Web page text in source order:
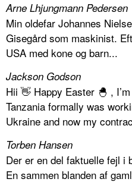
Arne Lhjungmann Pedersen
Min oldefar Johannes
Gisegård som maskinist.
USA med kone og barn...
Jackson Godson
Hii 👋 Happy Easter 🐣 ,
Tanzania formally was
Ukraine and now my
Torben Hansen
Der er en del faktuelle fejl i
En sammen blanden af